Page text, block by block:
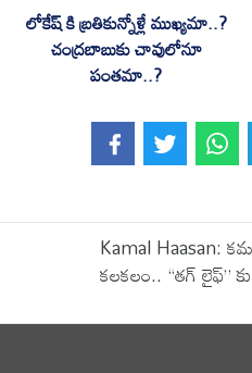
లోకేష్ కి బ్రతికున్నోళ్లే ముఖ్యమా..?
చంద్రబాబుకు చావులోనూ
పంతమా..?
Kamal Haasan:
కలకలం.. “తగ్ లైఫ్”